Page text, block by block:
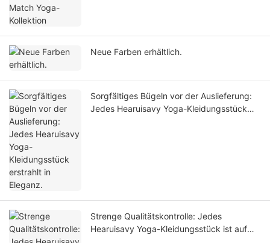
Neue Farben erhältlich.
Sorgfältiges Bügeln vor der Auslieferung:
Jedes Hearuisavy Yoga-Kleidungsstück
Strenge Qualitätskontrolle: Jedes
Hearuisavy Yoga-Kleidungsstück ist auf